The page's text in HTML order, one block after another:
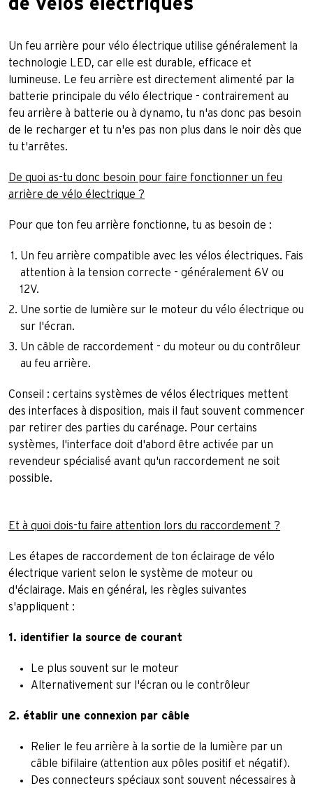
de vélos électriques
Un feu arrière pour vélo électrique utilise généralement la
technologie LED, car elle est durable, efficace et
lumineuse. Le feu arrière est directement alimenté par la
batterie principale du vélo électrique - contrairement au
feu arrière à batterie ou à dynamo, tu n'as donc pas besoin
de le recharger et tu n'es pas non plus dans le noir dès que
tu t'arrêtes.
De quoi as-tu donc besoin pour faire fonctionner un feu
arrière de vélo électrique ?
Pour que ton feu arrière fonctionne, tu as besoin de :
Un feu arrière compatible avec les vélos électriques. Fais
attention à la tension correcte - généralement 6V ou
12V.
Une sortie de lumière sur le moteur du vélo électrique ou
sur l'écran.
Un câble de raccordement - du moteur ou du contrôleur
au feu arrière.
Conseil : certains systèmes de vélos électriques mettent
des interfaces à disposition, mais il faut souvent commencer
par retirer des parties du carénage. Pour certains
systèmes, l'interface doit d'abord être activée par un
revendeur spécialisé avant qu'un raccordement ne soit
possible.
Et à quoi dois-tu faire attention lors du raccordement ?
Les étapes de raccordement de ton éclairage de vélo
électrique varient selon le système de moteur ou
d'éclairage. Mais en général, les règles suivantes
s'appliquent :
1. identifier la source de courant
Le plus souvent sur le moteur
Alternativement sur l'écran ou le contrôleur
2. établir une connexion par câble
Relier le feu arrière à la sortie de la lumière par un
câble bifilaire (attention aux pôles positif et négatif).
Des connecteurs spéciaux sont souvent nécessaires à